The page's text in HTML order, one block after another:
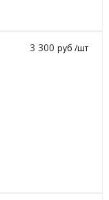
3 300руб /шт